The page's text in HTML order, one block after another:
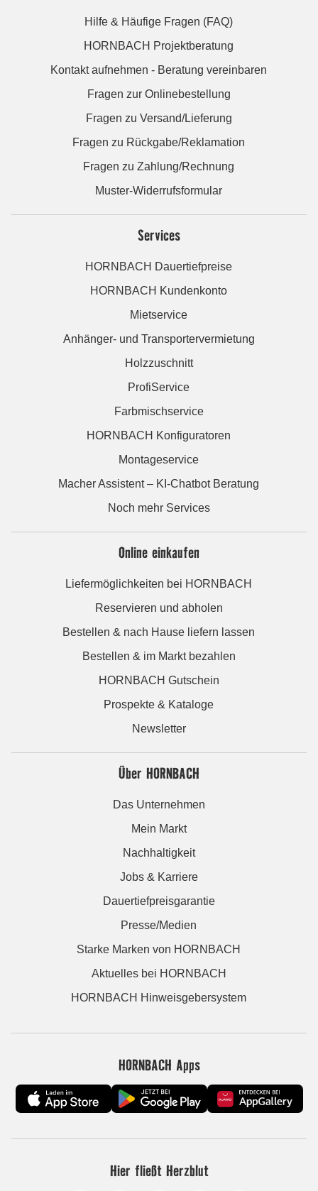
Hilfe & Häufige Fragen (FAQ)
HORNBACH Projektberatung
Kontakt aufnehmen - Beratung vereinbaren
Fragen zur Onlinebestellung
Fragen zu Versand/Lieferung
Fragen zu Rückgabe/Reklamation
Fragen zu Zahlung/Rechnung
Muster-Widerrufsformular
Services
HORNBACH Dauertiefpreise
HORNBACH Kundenkonto
Mietservice
Anhänger- und Transportervermietung
Holzzuschnitt
ProfiService
Farbmischservice
HORNBACH Konfiguratoren
Montageservice
Macher Assistent – KI-Chatbot Beratung
Noch mehr Services
Online einkaufen
Liefermöglichkeiten bei HORNBACH
Reservieren und abholen
Bestellen & nach Hause liefern lassen
Bestellen & im Markt bezahlen
HORNBACH Gutschein
Prospekte & Kataloge
Newsletter
Über HORNBACH
Das Unternehmen
Mein Markt
Nachhaltigkeit
Jobs & Karriere
Dauertiefpreisgarantie
Presse/Medien
Starke Marken von HORNBACH
Aktuelles bei HORNBACH
HORNBACH Hinweisgebersystem
HORNBACH Apps
Hier fließt Herzblut